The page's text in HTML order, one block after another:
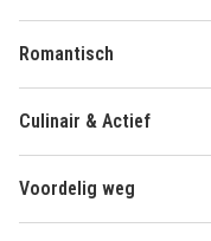
Romantisch
Culinair & Actief
Voordelig weg